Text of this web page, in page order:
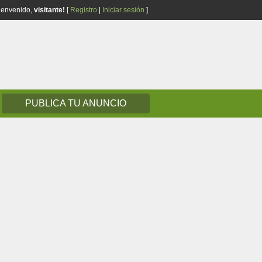
visitante! [ Registro Iniciar sesión ]
PUBLICA TU ANUNCIO